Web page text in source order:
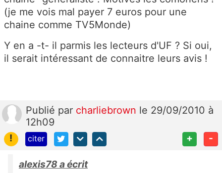
(je me vois mal payer 7 euros pour une
chaine comme TV5Monde)
Y en a -t- il parmis les lecteurs d'UF ? Si oui,
il serait intéressant de connaitre leurs avis !
Publié par charliebrown le 29/09/2010 à
12h09
!
citer + -
alexis78 a écrit